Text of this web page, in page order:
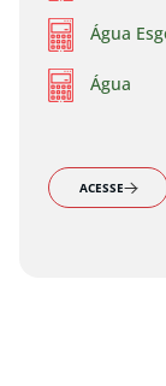
Água
Água
ACESSE